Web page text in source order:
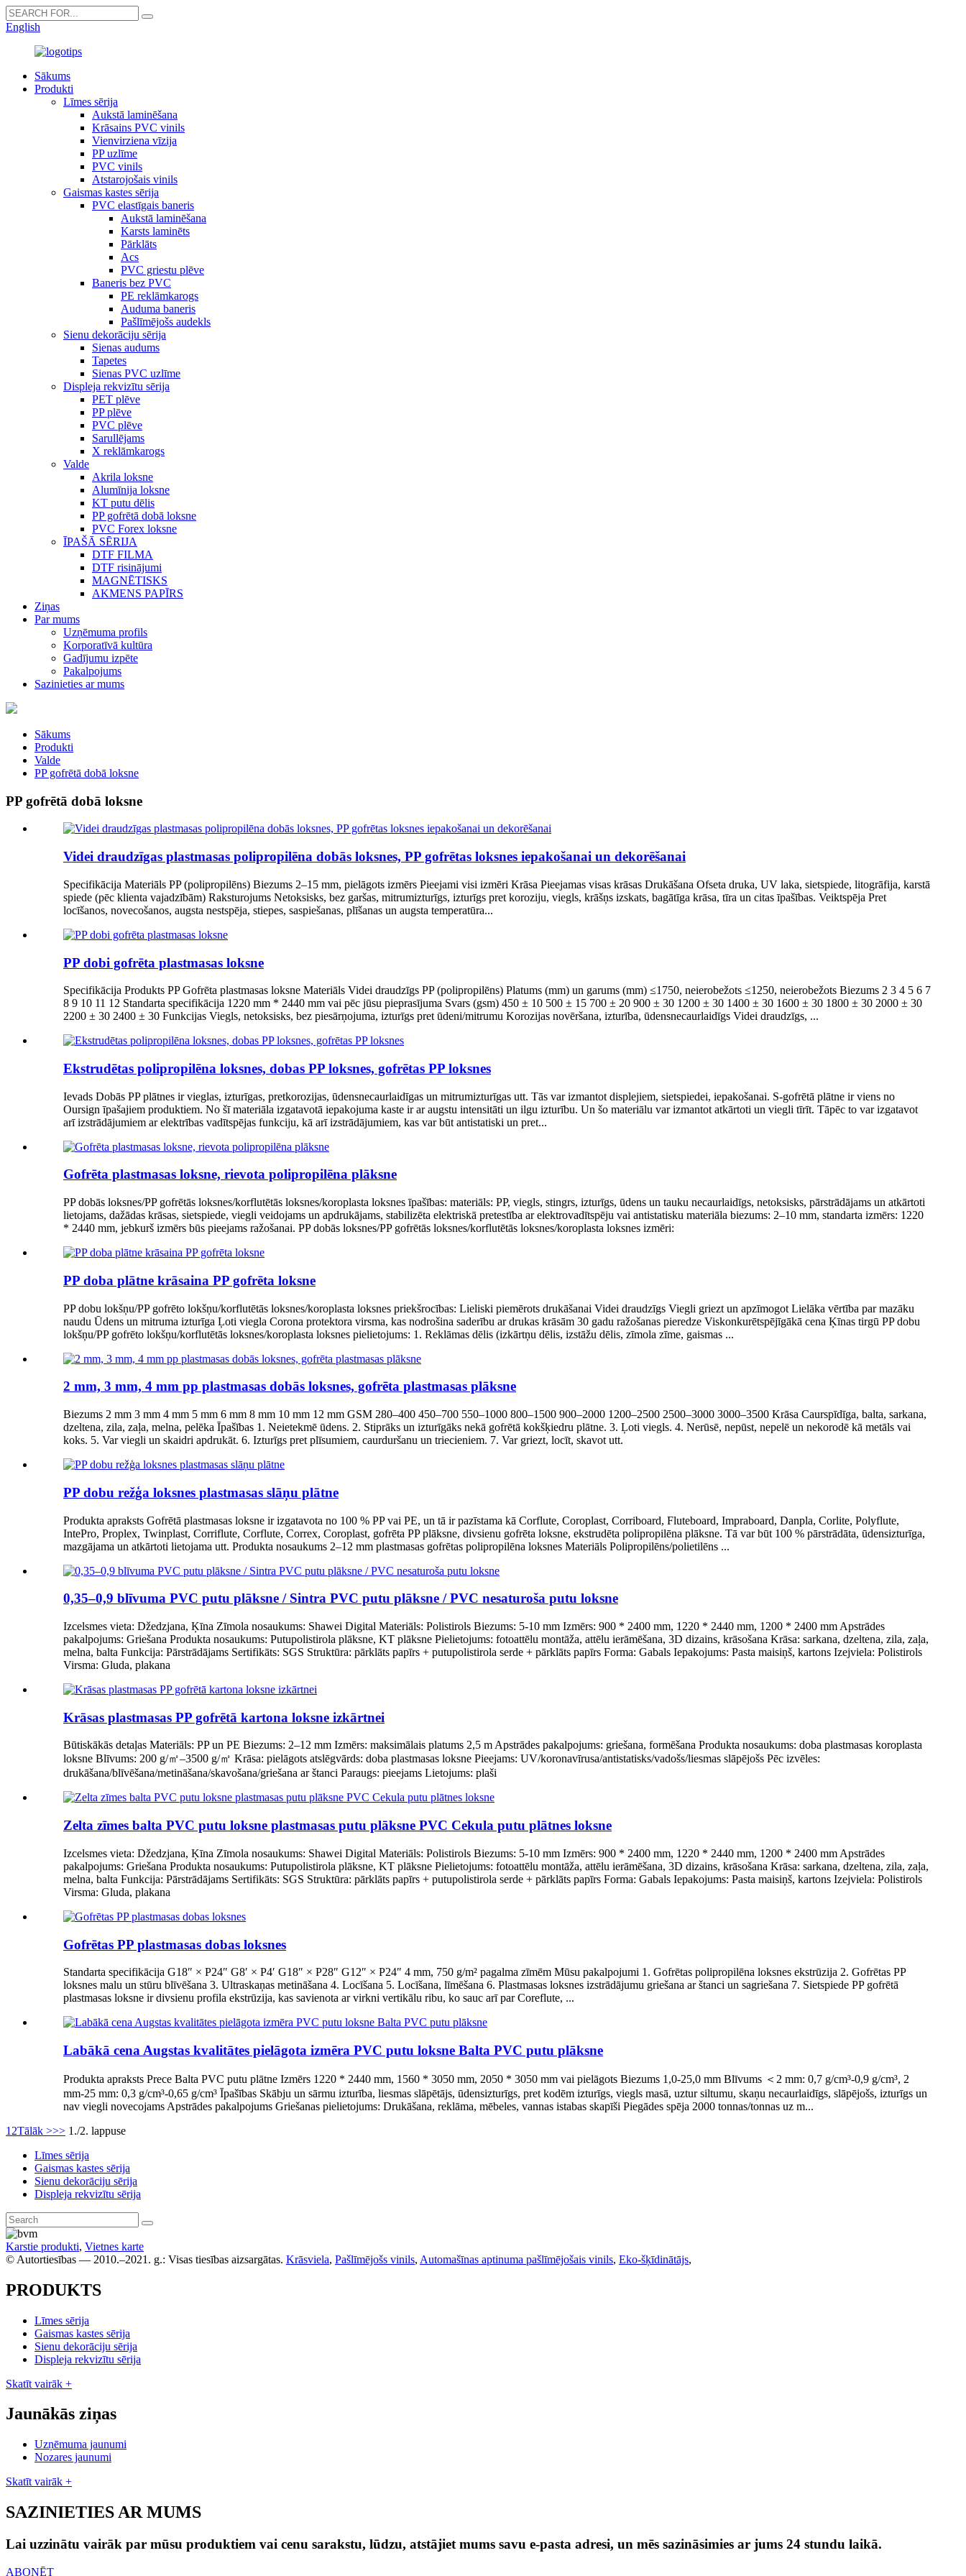
English
Sākums
Produkti
Līmes sērija
Aukstā laminēšana
Krāsains PVC vinils
Vienvirziena vīzija
PP uzlīme
PVC vinils
Atstarojošais vinils
Gaismas kastes sērija
PVC elastīgais baneris
Aukstā laminēšana
Karsts laminēts
Pārklāts
Acs
PVC griestu plēve
Baneris bez PVC
PE reklāmkarogs
Auduma baneris
Pašlīmējošs audekls
Sienu dekorāciju sērija
Sienas audums
Tapetes
Sienas PVC uzlīme
Displeja rekvizītu sērija
PET plēve
PP plēve
PVC plēve
Sarullējams
X reklāmkarogs
Valde
Akrila loksne
Alumīnija loksne
KT putu dēlis
PP gofrētā dobā loksne
PVC Forex loksne
ĪPAŠĀ SĒRIJA
DTF FILMA
DTF risinājumi
MAGNĒTISKS
AKMENS PAPĪRS
Ziņas
Par mums
Uzņēmuma profils
Korporatīvā kultūra
Gadījumu izpēte
Pakalpojums
Sazinieties ar mums
Sākums
Produkti
Valde
PP gofrētā dobā loksne
PP gofrētā dobā loksne
Videi draudzīgas plastmasas polipropilēna dobās loksnes, PP gofrētas loksnes iepakošanai un dekorēšanai
Specifikācija Materiāls PP (polipropilēns) Biezums 2–15 mm, pielāgots izmērs Pieejami visi izmēri Krāsa Pieejamas visas krāsas Drukāšana Ofseta druka, UV laka, sietspiede, litogrāfija, karstā
spiede (pēc klienta vajadzībām) Raksturojums Netoksisks, bez garšas, mitrumizturīgs, izturīgs pret koroziju, viegls, krāšņs izskats, bagātīga krāsa, tīra un citas īpašības. Veiktspēja Pret
locīšanos, novecošanos, augsta nestspēja, stiepes, saspiešanas, plīšanas un augsta temperatūra...
PP dobi gofrēta plastmasas loksne
Specifikācija Produkts PP Gofrēta plastmasas loksne Materiāls Videi draudzīgs PP (polipropilēns) Platums (mm) un garums (mm) ≤1750, neierobežots ≤1250, neierobežots Biezums 2 3 4 5 6 7
8 9 10 11 12 Standarta specifikācija 1220 mm * 2440 mm vai pēc jūsu pieprasījuma Svars (gsm) 450 ± 10 500 ± 15 700 ± 20 900 ± 30 1200 ± 30 1400 ± 30 1600 ± 30 1800 ± 30 2000 ± 30
2200 ± 30 2400 ± 30 Funkcijas Viegls, netoksisks, bez piesārņojuma, izturīgs pret ūdeni/mitrumu Korozijas novēršana, izturība, ūdensnecaurlaidīgs Videi draudzīgs, ...
Ekstrudētas polipropilēna loksnes, dobas PP loksnes, gofrētas PP loksnes
Ievads Dobās PP plātnes ir vieglas, izturīgas, pretkorozijas, ūdensnecaurlaidīgas un mitrumizturīgas utt. Tās var izmantot displejiem, sietspiedei, iepakošanai. S-gofrētā plātne ir viens no
Oursign īpašajiem produktiem. No šī materiāla izgatavotā iepakojuma kaste ir ar augstu intensitāti un ilgu izturību. Un šo materiālu var izmantot atkārtoti un viegli tīrīt. Tāpēc to var izgatavot
arī izstrādājumiem ar elektrības vadītspējas funkciju, kā arī izstrādājumiem, kas var būt antistatiski un pret...
Gofrēta plastmasas loksne, rievota polipropilēna plāksne
PP dobās loksnes/PP gofrētās loksnes/korflutētās loksnes/koroplasta loksnes īpašības: materiāls: PP, viegls, stingrs, izturīgs, ūdens un tauku necaurlaidīgs, netoksisks, pārstrādājams un atkārtoti
lietojams, dažādas krāsas, sietspiede, viegli veidojams un apdrukājams, stabilizēta elektriskā pretestība ar elektrovadītspēju vai antistatisku materiāla biezums: 2–10 mm, standarta izmērs: 1220
* 2440 mm, jebkurš izmērs būs pieejams ražošanai. PP dobās loksnes/PP gofrētās loksnes/korflutētās loksnes/koroplasta loksnes izmēri:
PP doba plātne krāsaina PP gofrēta loksne
PP dobu lokšņu/PP gofrēto lokšņu/korflutētās loksnes/koroplasta loksnes priekšrocības: Lieliski piemērots drukāšanai Videi draudzīgs Viegli griezt un apzīmogot Lielāka vērtība par mazāku
naudu Ūdens un mitruma izturīga Ļoti viegla Corona protektora virsma, kas nodrošina saderību ar drukas krāsām 30 gadu ražošanas pieredze Viskonkurētspējīgākā cena Ķīnas tirgū PP dobu
lokšņu/PP gofrēto lokšņu/korflutētās loksnes/koroplasta loksnes pielietojums: 1. Reklāmas dēlis (izkārtņu dēlis, izstāžu dēlis, zīmola zīme, gaismas ...
2 mm, 3 mm, 4 mm pp plastmasas dobās loksnes, gofrēta plastmasas plāksne
Biezums 2 mm 3 mm 4 mm 5 mm 6 mm 8 mm 10 mm 12 mm GSM 280–400 450–700 550–1000 800–1500 900–2000 1200–2500 2500–3000 3000–3500 Krāsa Caurspīdīga, balta, sarkana,
dzeltena, zila, zaļa, melna, pelēka Īpašības 1. Neietekmē ūdens. 2. Stiprāks un izturīgāks nekā gofrētā kokšķiedru plātne. 3. Ļoti viegls. 4. Nerūsē, nepūst, nepelē un nekorodē kā metāls vai
koks. 5. Var viegli un skaidri apdrukāt. 6. Izturīgs pret plīsumiem, caurduršanu un triecieniem. 7. Var griezt, locīt, skavot utt.
PP dobu režģa loksnes plastmasas slāņu plātne
Produkta apraksts Gofrētā plastmasas loksne ir izgatavota no 100 % PP vai PE, un tā ir pazīstama kā Corflute, Coroplast, Corriboard, Fluteboard, Impraboard, Danpla, Corlite, Polyflute,
IntePro, Proplex, Twinplast, Corriflute, Corflute, Correx, Coroplast, gofrēta PP plāksne, divsienu gofrēta loksne, ekstrudēta polipropilēna plāksne. Tā var būt 100 % pārstrādāta, ūdensizturīga,
mazgājama un atkārtoti lietojama utt. Produkta nosaukums 2–12 mm plastmasas gofrētas polipropilēna loksnes Materiāls Polipropilēns/polietilēns ...
0,35–0,9 blīvuma PVC putu plāksne / Sintra PVC putu plāksne / PVC nesaturoša putu loksne
Izcelsmes vieta: Džedzjana, Ķīna Zīmola nosaukums: Shawei Digital Materiāls: Polistirols Biezums: 5-10 mm Izmērs: 900 * 2400 mm, 1220 * 2440 mm, 1200 * 2400 mm Apstrādes
pakalpojums: Griešana Produkta nosaukums: Putupolistirola plāksne, KT plāksne Pielietojums: fotoattēlu montāža, attēlu ierāmēšana, 3D dizains, krāsošana Krāsa: sarkana, dzeltena, zila, zaļa,
melna, balta Funkcija: Pārstrādājams Sertifikāts: SGS Struktūra: pārklāts papīrs + putupolistirola serde + pārklāts papīrs Forma: Gabals Iepakojums: Pasta maisiņš, kartons Izejviela: Polistirols
Virsma: Gluda, plakana
Krāsas plastmasas PP gofrētā kartona loksne izkārtnei
Būtiskākās detaļas Materiāls: PP un PE Biezums: 2–12 mm Izmērs: maksimālais platums 2,5 m Apstrādes pakalpojums: griešana, formēšana Produkta nosaukums: doba plastmasas koroplasta
loksne Blīvums: 200 g/㎡–3500 g/㎡ Krāsa: pielāgots atslēgvārds: doba plastmasas loksne Pieejams: UV/koronavīrusa/antistatisks/vadošs/liesmas slāpējošs Pēc izvēles:
drukāšana/blīvēšana/metināšana/skavošana/griešana ar štanci Paraugs: pieejams Lietojums: plaši
Zelta zīmes balta PVC putu loksne plastmasas putu plāksne PVC Cekula putu plātnes loksne
Izcelsmes vieta: Džedzjana, Ķīna Zīmola nosaukums: Shawei Digital Materiāls: Polistirols Biezums: 5-10 mm Izmērs: 900 * 2400 mm, 1220 * 2440 mm, 1200 * 2400 mm Apstrādes
pakalpojums: Griešana Produkta nosaukums: Putupolistirola plāksne, KT plāksne Pielietojums: fotoattēlu montāža, attēlu ierāmēšana, 3D dizains, krāsošana Krāsa: sarkana, dzeltena, zila, zaļa,
melna, balta Funkcija: Pārstrādājams Sertifikāts: SGS Struktūra: pārklāts papīrs + putupolistirola serde + pārklāts papīrs Forma: Gabals Iepakojums: Pasta maisiņš, kartons Izejviela: Polistirols
Virsma: Gluda, plakana
Gofrētas PP plastmasas dobas loksnes
Standarta specifikācija G18″ × P24″ G8′ × P4′ G18″ × P28″ G12″ × P24″ 4 mm, 750 g/m² pagalma zīmēm Mūsu pakalpojumi 1. Gofrētas polipropilēna loksnes ekstrūzija 2. Gofrētas PP
loksnes malu un stūru blīvēšana 3. Ultraskaņas metināšana 4. Locīšana 5. Locīšana, līmēšana 6. Plastmasas loksnes izstrādājumu griešana ar štanci un sagriešana 7. Sietspiede PP gofrētā
plastmasas loksne ir divsienu profila ekstrūzija, kas savienota ar virkni vertikālu ribu, ko sauc arī par Coreflute, ...
Labākā cena Augstas kvalitātes pielāgota izmēra PVC putu loksne Balta PVC putu plāksne
Produkta apraksts Prece Balta PVC putu plātne Izmērs 1220 * 2440 mm, 1560 * 3050 mm, 2050 * 3050 mm vai pielāgots Biezums 1,0-25,0 mm Blīvums ＜2 mm: 0,7 g/cm³-0,9 g/cm³, 2
mm-25 mm: 0,3 g/cm³-0,65 g/cm³ Īpašības Skābju un sārmu izturība, liesmas slāpētājs, ūdensizturīgs, pret kodēm izturīgs, viegls masā, uztur siltumu, skaņu necaurlaidīgs, slāpējošs, izturīgs un
nav viegli novecojams Apstrādes pakalpojums Griešanas pielietojums: Drukāšana, reklāma, mēbeles, vannas istabas skapīši Piegādes spēja 2000 tonnas/tonnas uz m...
1 2Tālāk >>> 1./2. lappuse
Līmes sērija
Gaismas kastes sērija
Sienu dekorāciju sērija
Displeja rekvizītu sērija
Karstie produkti, Vietnes karte
© Autortiesības — 2010.–2021. g.: Visas tiesības aizsargātas. Krāsviela, Pašlīmējošs vinils, Automašīnas aptinuma pašlīmējošais vinils, Eko-šķīdinātājs,
PRODUKTS
Līmes sērija
Gaismas kastes sērija
Sienu dekorāciju sērija
Displeja rekvizītu sērija
Skatīt vairāk +
Jaunākās ziņas
Uzņēmuma jaunumi
Nozares jaunumi
Skatīt vairāk +
SAZINIETIES AR MUMS
Lai uzzinātu vairāk par mūsu produktiem vai cenu sarakstu, lūdzu, atstājiet mums savu e-pasta adresi, un mēs sazināsimies ar jums 24 stundu laikā.
ABONĒT